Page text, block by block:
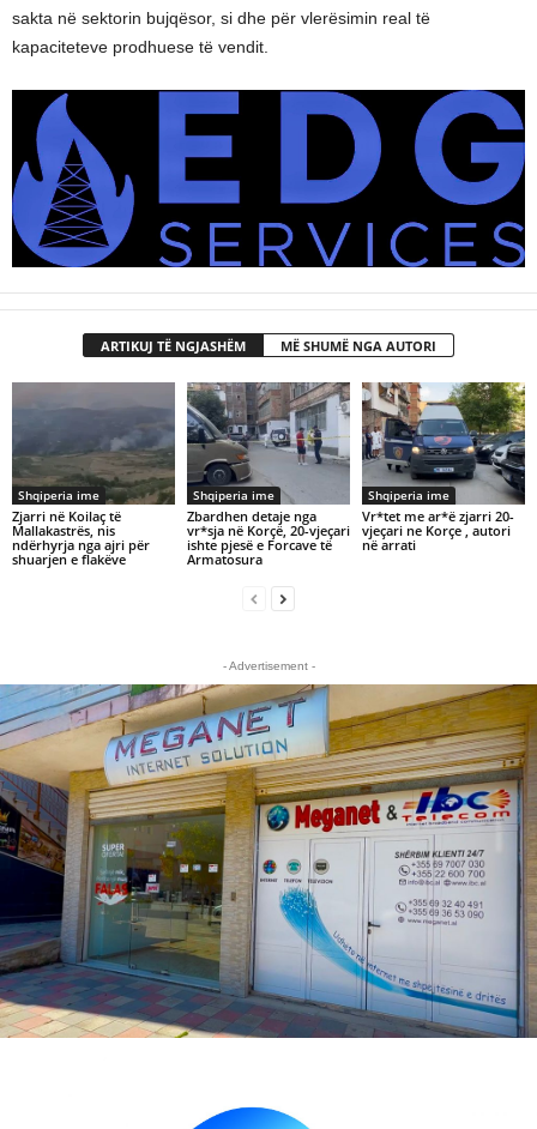
sakta në sektorin bujqësor, si dhe për vlerësimin real të
kapaciteteve prodhuese të vendit.
ARTIKUJ TË NGJASHËM MË SHUMË NGA AUTORI
Shqiperia ime
Zjarri në Koilaç të
Mallakastrës, nis
ndërhyrja nga ajri për
shuarjen e flakëve
Shqiperia ime
Zbardhen detaje nga
vr*sja në Korçë, 20-vjeçari
ishte pjesë e Forcave të
Armatosura
Shqiperia ime
Vr*tet me ar*ë zjarri 20-
vjeçari ne Korçe , autori
në arrati
- Advertisement -